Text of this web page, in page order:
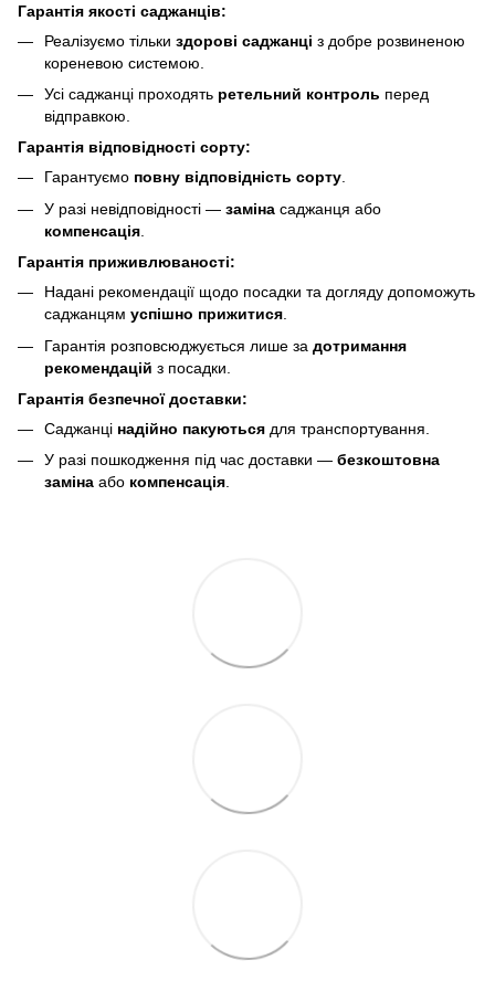
Гарантія якості саджанців:
Реалізуємо тільки здорові саджанці з добре розвиненою
кореневою системою.
Усі саджанці проходять ретельний контроль перед
відправкою.
Гарантія відповідності сорту:
Гарантуємо повну відповідність сорту.
У разі невідповідності — заміна саджанця або
компенсація
Гарантія приживлюваності:
Надані рекомендації щодо посадки та догляду допоможуть
саджанцям успішно прижитися.
Гарантія розповсюджується лише за дотримання
рекомендацій з посадки.
Гарантія безпечної доставки:
Саджанці надійно пакуються для транспортування.
У разі пошкодження під час доставки — безкоштовна
заміна або компенсація.